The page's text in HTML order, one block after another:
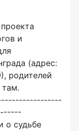
и
(адрес:
родителей
о судьбе